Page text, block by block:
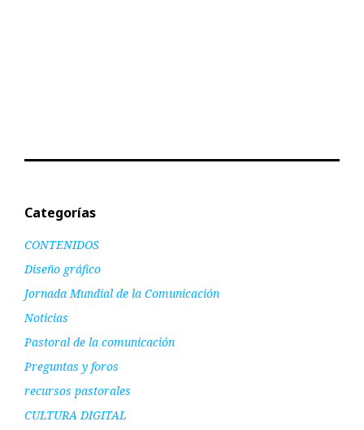
Categorías
CONTENIDOS
Diseño gráfico
Jornada Mundial de la Comunicación
Noticias
Pastoral de la comunicación
Preguntas y foros
recursos pastorales
CULTURA DIGITAL